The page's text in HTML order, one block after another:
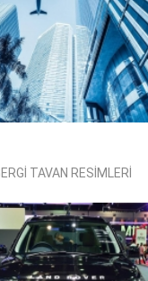
TAVAN RESİMLERİ